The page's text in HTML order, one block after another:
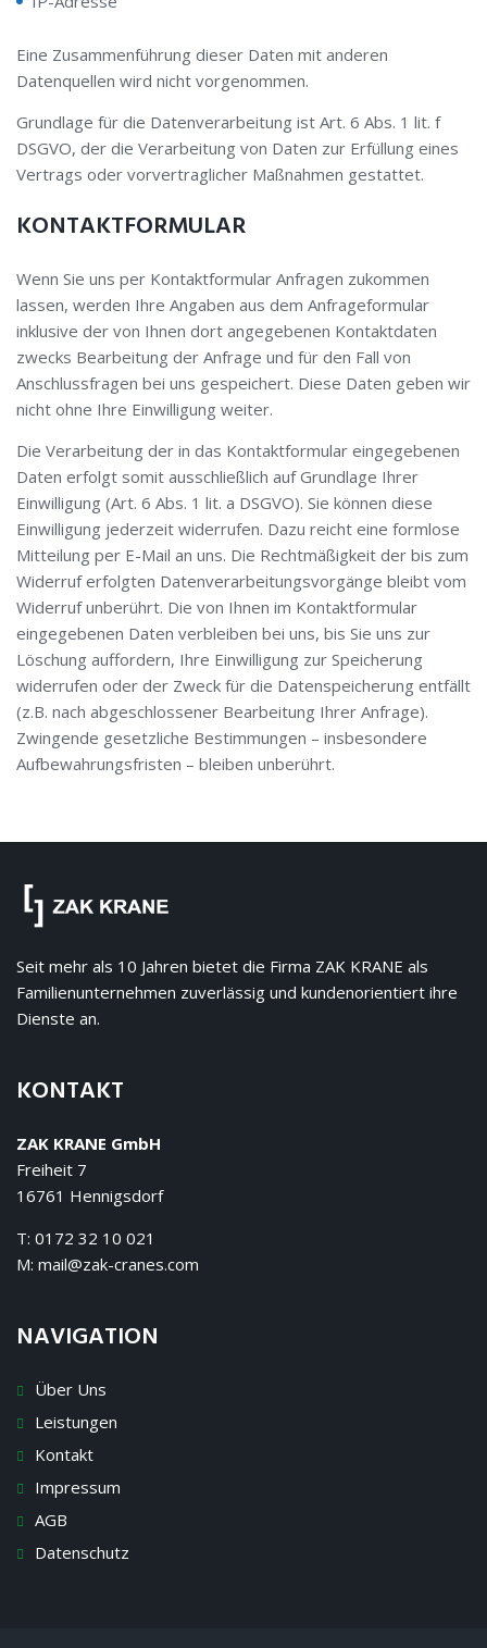
Eine Zusammenführung dieser Daten mit anderen
Datenquellen wird nicht vorgenommen.
Grundlage für die Datenverarbeitung ist Art. 6 Abs. 1 lit. f
DSGVO, der die Verarbeitung von Daten zur Erfüllung eines
Vertrags oder vorvertraglicher Maßnahmen gestattet.
KONTAKTFORMULAR
Wenn Sie uns per Kontaktformular Anfragen zukommen
lassen, werden Ihre Angaben aus dem Anfrageformular
inklusive der von Ihnen dort angegebenen Kontaktdaten
zwecks Bearbeitung der Anfrage und für den Fall von
Anschlussfragen bei uns gespeichert. Diese Daten geben wir
nicht ohne Ihre Einwilligung weiter.
Die Verarbeitung der in das Kontaktformular eingegebenen
Daten erfolgt somit ausschließlich auf Grundlage Ihrer
Einwilligung (Art. 6 Abs. 1 lit. a DSGVO). Sie können diese
Einwilligung jederzeit widerrufen. Dazu reicht eine formlose
Mitteilung per E-Mail an uns. Die Rechtmäßigkeit der bis zum
Widerruf erfolgten Datenverarbeitungsvorgänge bleibt vom
Widerruf unberührt. Die von Ihnen im Kontaktformular
eingegebenen Daten verbleiben bei uns, bis Sie uns zur
Löschung auffordern, Ihre Einwilligung zur Speicherung
widerrufen oder der Zweck für die Datenspeicherung entfällt
(z.B. nach abgeschlossener Bearbeitung Ihrer Anfrage).
Zwingende gesetzliche Bestimmungen – insbesondere
Aufbewahrungsfristen – bleiben unberührt.
Seit mehr als 10 Jahren bietet die Firma ZAK KRANE als
Familienunternehmen zuverlässig und kundenorientiert ihre
Dienste an.
KONTAKT
ZAK KRANE GmbH
Freiheit 7
16761 Hennigsdorf
T: 0172 32 10 021
M: mail@zak-cranes.com
NAVIGATION
Über Uns
Leistungen
Kontakt
Impressum
AGB
Datenschutz